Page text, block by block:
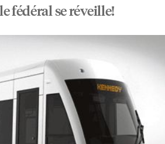
fédéral se réveille!